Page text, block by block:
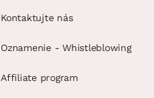
Kontaktujte nás
Oznamenie - Whistleblowing
Affiliate program